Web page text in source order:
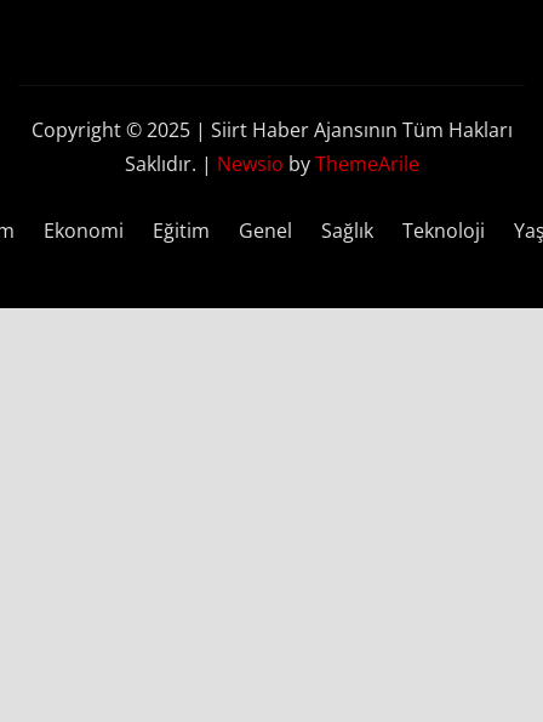
Copyright © 2025 | Siirt Haber Ajansının Tüm Hakları
Saklıdır. | Newsio byThemeArile
Ekonomi Eğitim Genel Sağlık Teknoloji